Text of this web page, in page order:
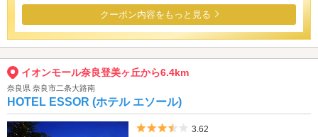
クーポン内容をもっと見る
イオンモール奈良登美ヶ丘から6.4km
奈良県 奈良市二条大路南
HOTEL ESSOR (ホテル エソール)
5つ星のうち3.5
3.62